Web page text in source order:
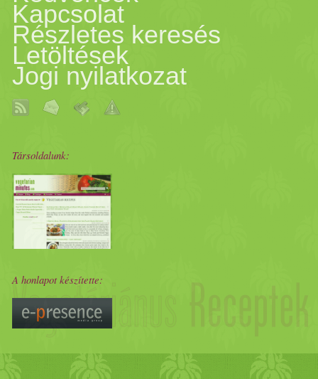
Kapcsolat
Részletes keresés
Letöltések
Jogi nyilatkozat
Társoldalunk:
A honlapot készítette: